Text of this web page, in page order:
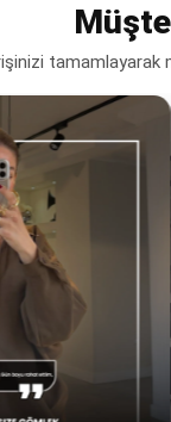
tamamlayarak